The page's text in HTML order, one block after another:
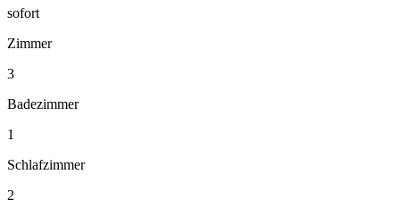
sofort
Zimmer
3
Badezimmer
1
Schlafzimmer
2